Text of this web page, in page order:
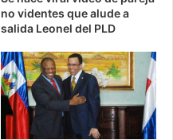
no videntes que alude a
salida Leonel del PLD